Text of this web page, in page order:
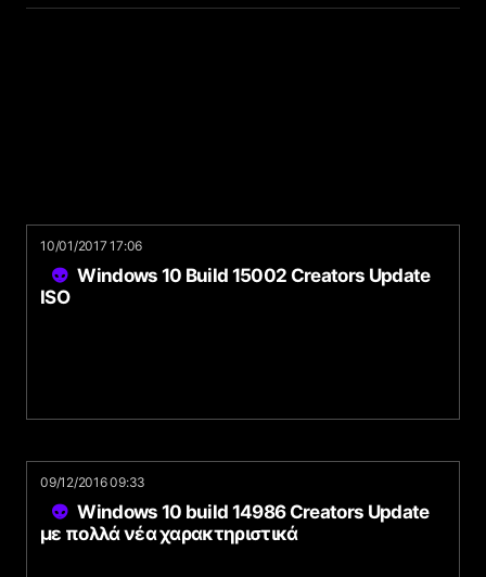
10/01/2017 17:06
Windows 10 Build 15002 Creators Update
ISO
09/12/2016 09:33
Windows 10 build 14986 Creators Update
με πολλά νέα χαρακτηριστικά